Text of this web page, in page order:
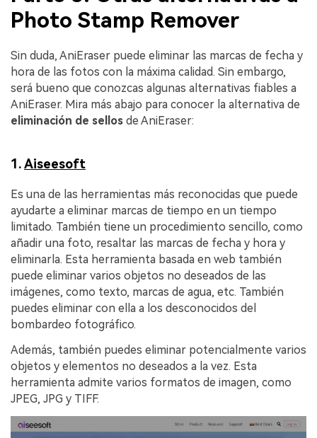
Photo Stamp Remover
Sin duda, AniEraser puede eliminar las marcas de fecha y
hora de las fotos con la máxima calidad. Sin embargo,
será bueno que conozcas algunas alternativas fiables a
AniEraser. Mira más abajo para conocer la alternativa de
eliminación de sellos de AniEraser:
1.Aiseesoft
Es una de las herramientas más reconocidas que puede
ayudarte a eliminar marcas de tiempo en un tiempo
limitado. También tiene un procedimiento sencillo, como
añadir una foto, resaltar las marcas de fecha y hora y
eliminarla. Esta herramienta basada en web también
puede eliminar varios objetos no deseados de las
imágenes, como texto, marcas de agua, etc. También
puedes eliminar con ella a los desconocidos del
bombardeo fotográfico.
Además, también puedes eliminar potencialmente varios
objetos y elementos no deseados a la vez. Esta
herramienta admite varios formatos de imagen, como
JPEG, JPG y TIFF.